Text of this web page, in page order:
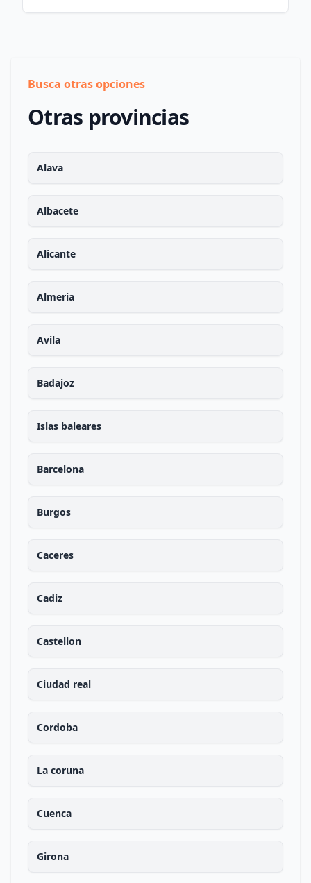
Busca otras opciones
Otras provincias
Alava
Albacete
Alicante
Almeria
Avila
Badajoz
Islas baleares
Barcelona
Burgos
Caceres
Cadiz
Castellon
Ciudad real
Cordoba
La coruna
Cuenca
Girona